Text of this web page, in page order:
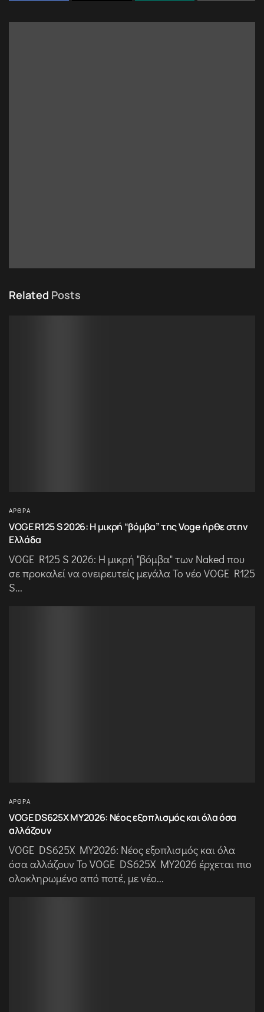
Related Posts
ΆΡΘΡΑ
VOGE R125 S 2026: Η μικρή “βόμβα” της Voge ήρθε στην
Ελλάδα
VOGE R125 S 2026: Η μικρή "βόμβα" των Naked που
σε προκαλεί να ονειρευτείς μεγάλα Το νέο VOGE R125
S...
ΆΡΘΡΑ
VOGE DS625X MY2026: Νέος εξοπλισμός και όλα όσα
αλλάζουν
VOGE DS625X MY2026: Νέος εξοπλισμός και όλα
όσα αλλάζουν Το VOGE DS625X MY2026 έρχεται πιο
ολοκληρωμένο από ποτέ, με νέο...